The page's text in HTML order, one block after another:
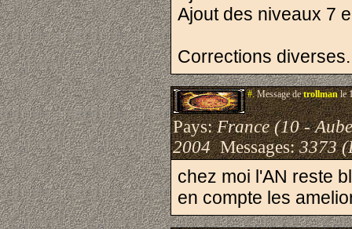
Ajout des niveaux 7
Corrections diverses.
#.Message detrollmanle
Pays:France (10 -
2004Messages:3373
chez moi l'AN reste
en compte les